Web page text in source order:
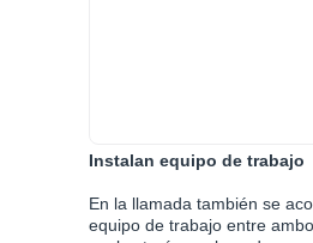
Instalan equipo de trabajo
En la llamada también se
equipo de trabajo entre